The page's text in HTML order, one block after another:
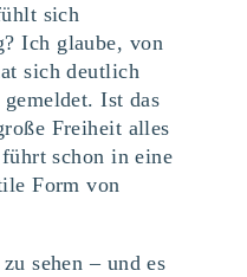
sich
Ich glaube, von
sich deutlich
Ist das
Freiheit alles
schon in eine
Form von
sehen – und es